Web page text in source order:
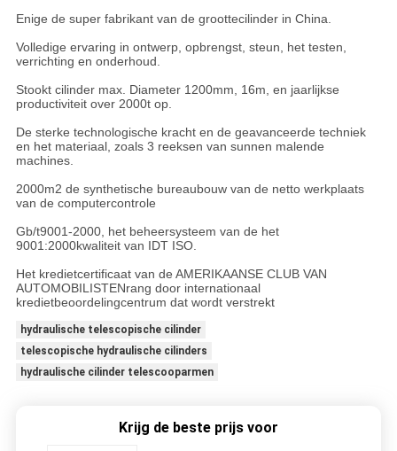
Enige de super fabrikant van de groottecilinder in China.
Volledige ervaring in ontwerp, opbrengst, steun, het testen,
verrichting en onderhoud.
Stookt cilinder max. Diameter 1200mm, 16m, en jaarlijkse
productiviteit over 2000t op.
De sterke technologische kracht en de geavanceerde techniek
en het materiaal, zoals 3 reeksen van sunnen malende
machines.
2000m2 de synthetische bureaubouw van de netto werkplaats
van de computercontrole
Gb/t9001-2000, het beheersysteem van de het
9001:2000kwaliteit van IDT ISO.
Het kredietcertificaat van de AMERIKAANSE CLUB VAN
AUTOMOBILISTENrang door internationaal
kredietbeoordelingcentrum dat wordt verstrekt
hydraulische telescopische cilinder
telescopische hydraulische cilinders
hydraulische cilinder telescooparmen
Krijg de beste prijs voor